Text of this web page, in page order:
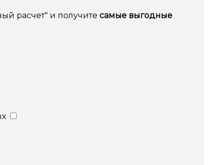
расчет" и получите самые выгодные